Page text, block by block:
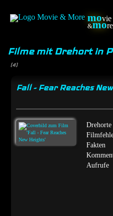
movie
&more
Filme mit Drehort in
(4)
Fall - Fear Reaches
Drehorte
Fakten
Aufrufe